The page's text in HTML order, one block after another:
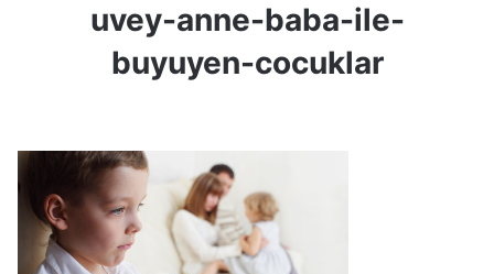
uvey-anne-baba-ile-
buyuyen-cocuklar
Rüyanızı Arayın